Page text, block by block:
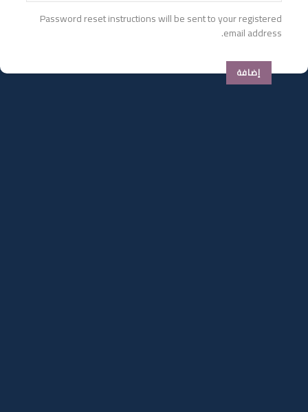
Password reset instructions will be sent to your registered
email address.